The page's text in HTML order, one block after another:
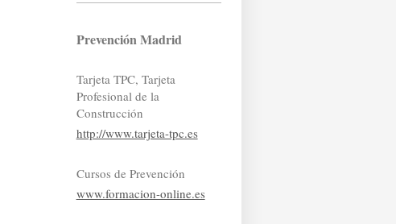
Prevención Madrid
Tarjeta TPC, Tarjeta
Profesional de la
Construcción
http://www.tarjeta-tpc.es
Cursos de Prevención
www.formacion-online.es